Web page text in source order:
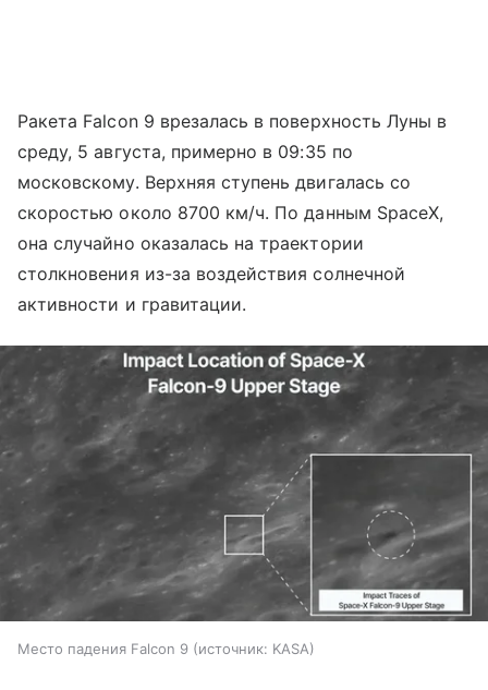
Ракета Falcon 9 врезалась в поверхность Луны в
среду, 5 августа, примерно в 09:35 по
московскому. Верхняя ступень двигалась со
скоростью около 8700 км/ч. По данным SpaceX,
она случайно оказалась на траектории
столкновения из-за воздействия солнечной
активности и гравитации.
Место падения Falcon 9 источник: KASA